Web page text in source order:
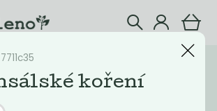
Potraviny
koření